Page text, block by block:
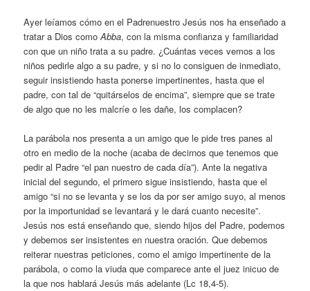
Ayer leíamos cómo en el Padrenuestro Jesús nos ha enseñado a
tratar a Dios comoAbba, con la misma confianza y familiaridad
con que un niño trata a su padre. ¿Cuántas veces vemos a los
niños pedirle algo a su padre, y si no lo consiguen de inmediato,
seguir insistiendo hasta ponerse impertinentes, hasta que el
padre, con tal de “quitárselos de encima”, siempre que se trate
de algo que no les malcríe o les dañe, los complacen?
La parábola nos presenta a un amigo que le pide tres panes al
otro en medio de la noche (acaba de decirnos que tenemos que
pedir al Padre “el pan nuestro de cada día”). Ante la negativa
inicial del segundo, el primero sigue insistiendo, hasta que el
amigo “si no se levanta y se los da por ser amigo suyo, al menos
por la importunidad se levantará y le dará cuanto necesite”.
Jesús nos está enseñando que, siendo hijos del Padre, podemos
y debemos ser insistentes en nuestra oración. Que debemos
reiterar nuestras peticiones, como el amigo impertinente de la
parábola, o como la viuda que comparece ante el juez inicuo de
la que nos hablará Jesús más adelante (Lc 18,4-5).